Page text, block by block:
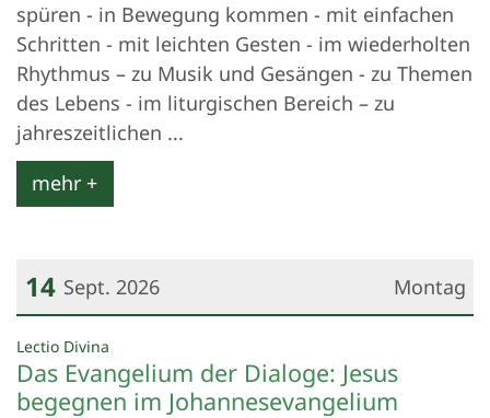
spüren - in Bewegung kommen - mit einfachen
Schritten - mit leichten Gesten - im wiederholten
Rhythmus – zu Musik und Gesängen - zu Themen
des Lebens - im liturgischen Bereich – zu
jahreszeitlichen ...
mehr +
Montag
14 Sept. 2026
Datum: 14. September 2026
Lectio Divina
Das Evangelium der Dialoge: Jesus
begegnen im Johannesevangelium